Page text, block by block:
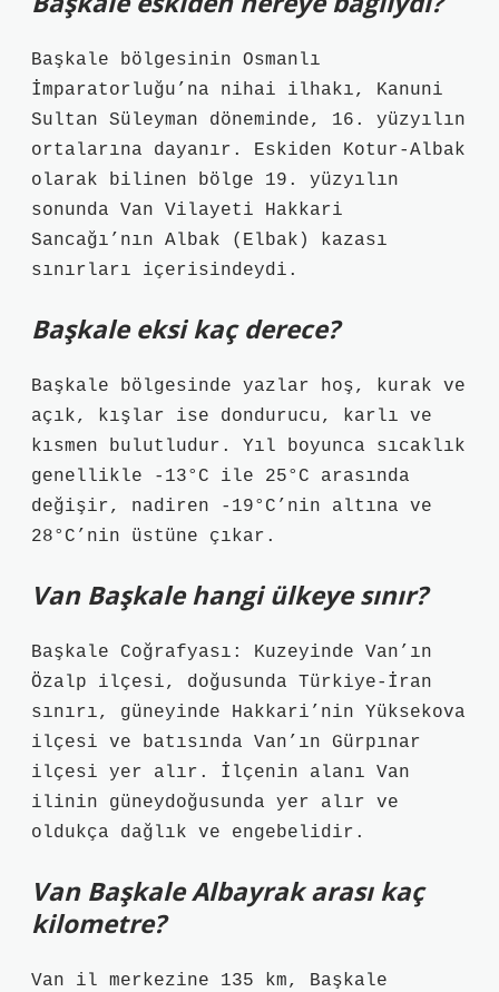
Başkale bölgesinin Osmanlı
İmparatorluğu’na nihai ilhakı, Kanuni
Sultan Süleyman döneminde, 16. yüzyılın
ortalarına dayanır. Eskiden Kotur-Albak
olarak bilinen bölge 19. yüzyılın
sonunda Van Vilayeti Hakkari
Sancağı’nın Albak (Elbak) kazası
sınırları içerisindeydi.
Başkale eksi kaç derece?
Başkale bölgesinde yazlar hoş, kurak ve
açık, kışlar ise dondurucu, karlı ve
kısmen bulutludur. Yıl boyunca sıcaklık
genellikle -13°C ile 25°C arasında
değişir, nadiren -19°C’nin altına ve
28°C’nin üstüne çıkar.
Van Başkale hangi ülkeye sınır?
Başkale Coğrafyası: Kuzeyinde Van’ın
Özalp ilçesi, doğusunda Türkiye-İran
sınırı, güneyinde Hakkari’nin Yüksekova
ilçesi ve batısında Van’ın Gürpınar
ilçesi yer alır. İlçenin alanı Van
ilinin güneydoğusunda yer alır ve
oldukça dağlık ve engebelidir.
Van Başkale Albayrak arası kaç
kilometre?
Van il merkezine 135 km, Başkale